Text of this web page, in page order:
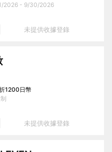
2026 - 9/30/2026
未提供收據登錄
1200日幣
未提供收據登錄